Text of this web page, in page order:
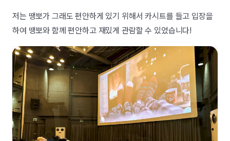
저는 땡뽀가 그래도 편안하게 있기 위해서 카시트를 들고 입장을
하여 땡뽀와 함께 편안하고 재밌게 관람할 수 있었습니다!